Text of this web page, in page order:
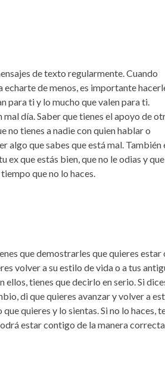
de texto regularmente. Cuando
de menos, es importante
para ti y lo mucho que valen para ti.
día. Saber que tienes el apoyo de
no tienes a nadie con quien hablar o
algo que sabes que está mal. También
ex que estás bien, que no le odias y
que no lo haces.
que demostrarles que quieres estar
volver a su estilo de vida o a tus
tienes que decirlo en serio. Si
di que quieres avanzar y volver a
quieres y lo sientas. Si no lo haces,
estar contigo de la manera